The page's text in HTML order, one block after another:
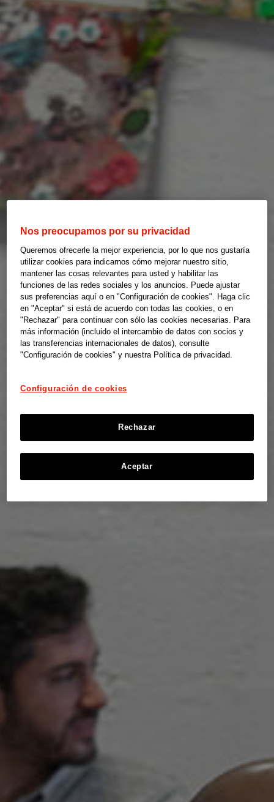
Nos preocupamos por su privacidad
Queremos ofrecerle la mejor experiencia, por lo que nos gustaría
utilizar cookies para indicarnos cómo mejorar nuestro sitio,
mantener las cosas relevantes para usted y habilitar las
funciones de las redes sociales y los anuncios. Puede ajustar
sus preferencias aquí o en "Configuración de cookies". Haga clic
en "Aceptar" si está de acuerdo con todas las cookies, o en
"Rechazar" para continuar con sólo las cookies necesarias. Para
más información (incluido el intercambio de datos con socios y
las transferencias internacionales de datos), consulte
"Configuración de cookies" y nuestra Política de privacidad.
Configuración de cookies
Rechazar
Aceptar